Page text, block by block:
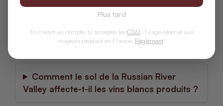
Quelles sont les caractéristiques
climatiques influençant les vins blancs de
Russian River Valley ?
Comment le sol de la Russian River
Valley affecte-t-il les vins blancs produits ?
Plus tard
En créant un compte, tu acceptes lesCGU. Tirage réservé aux
majeurs résidant en France. Règlement.